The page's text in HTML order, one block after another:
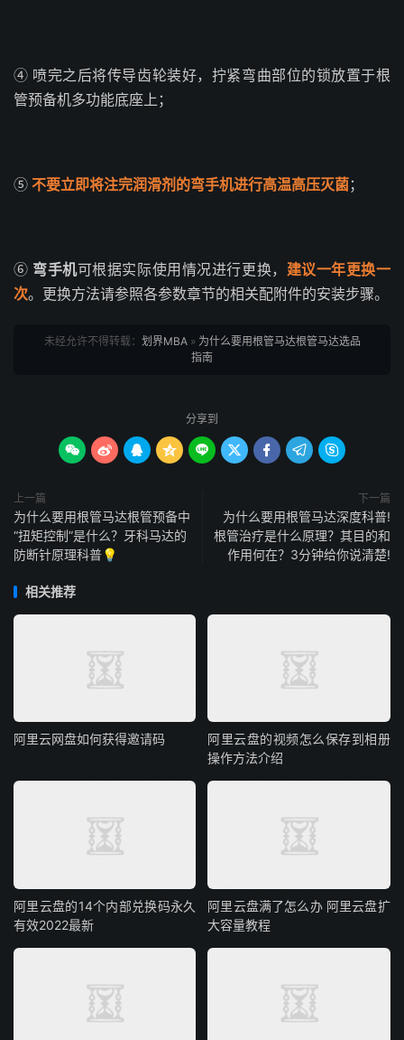
④ 喷完之后将传导齿轮装好，拧紧弯曲部位的锁放置于根
管预备机多功能底座上；
⑤ 不要立即将注完润滑剂的弯手机进行高温高压灭菌 ；
⑥ 弯手机可根据实际使用情况进行更换， 建议一年更换一
次。更换方法请参照各参数章节的相关配附件的安装步骤。
未经允许不得转载： 划界MBA» 为什么要用根管马达根管马达选品
指南
分享到
        
上一篇
为什么要用根管马达根管预备中
“扭矩控制”是什么？牙科马达的
防断针原理科普💡
下一篇
为什么要用根管马达深度科普!
根管治疗是什么原理？其目的和
作用何在？3分钟给你说清楚!
相关推荐
阿里云网盘如何获得邀请码
阿里云盘的视频怎么保存到相册
操作方法介绍
阿里云盘的14个内部兑换码永久
有效2022最新
阿里云盘满了怎么办 阿里云盘扩
大容量教程